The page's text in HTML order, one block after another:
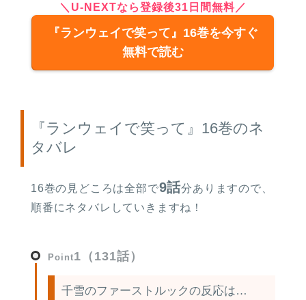
＼U-NEXTなら登録後31日間無料／
『ランウェイで笑って』 16巻を今すぐ
無料で読む
『ランウェイで笑って』16巻のネ
タバレ
16巻の見どころは全部で9話分ありますので、
順番にネタバレしていきますね！
Point1（131話）
千雪のファーストルックの反応は…